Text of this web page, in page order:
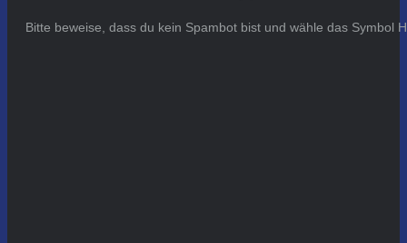
Bitte beweise, dass du kein Spambot bist und wähle das Symbol